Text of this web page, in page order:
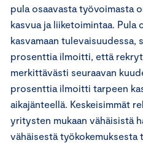
pula osaavasta työvoimasta
kasvua ja liiketoimintaa. Pula
kasvamaan tulevaisuudessa,
prosenttia ilmoitti, että
merkittävästi seuraavan
prosenttia ilmoitti tarpeen
aikajänteellä. Keskeisimmät
yritysten mukaan vähäisistä
vähäisestä